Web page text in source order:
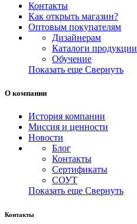
Контакты
Как открыть магазин?
Оптовым покупателям
Дизайнерам
Каталоги продукции
Обучение
Показать еще Свернуть
О компании
История компании
Миссия и ценности
Новости
Блог
Контакты
Сертификаты
СОУТ
Показать еще Свернуть
Контакты